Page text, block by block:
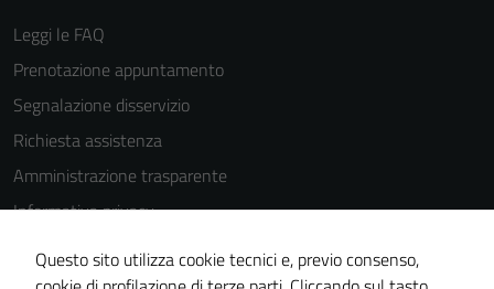
Leggi le FAQ
Prenotazione appuntamento
Segnalazione disservizio
Richiesta assistenza
Amministrazione trasparente
Informativa privacy
Cookie Policy
Note legali
Questo sito utilizza cookie tecnici e, previo consenso,
Questi cookie
sono necessari